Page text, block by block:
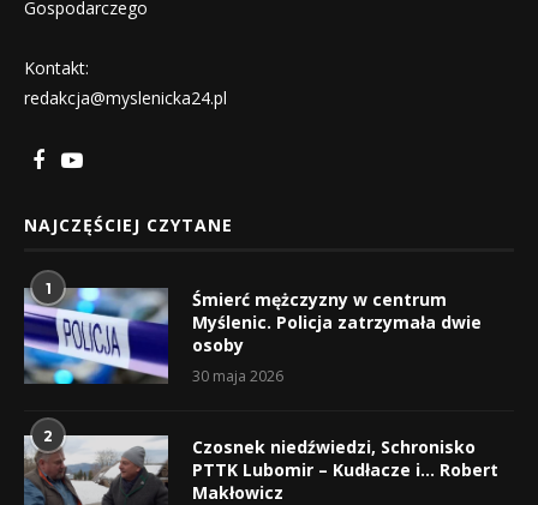
Gospodarczego
Kontakt:
redakcja@myslenicka24.pl
NAJCZĘŚCIEJ CZYTANE
1
Śmierć mężczyzny w centrum
Myślenic. Policja zatrzymała dwie
osoby
30 maja 2026
2
Czosnek niedźwiedzi, Schronisko
PTTK Lubomir – Kudłacze i… Robert
Makłowicz